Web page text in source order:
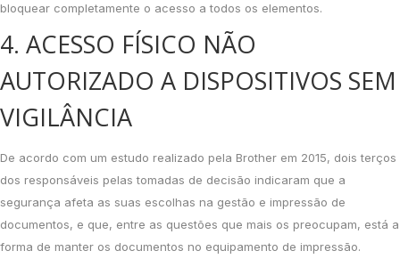
bloquear completamente o acesso a todos os elementos.
4. ACESSO FÍSICO NÃO
AUTORIZADO A DISPOSITIVOS SEM
VIGILÂNCIA
De acordo com um estudo realizado pela Brother em 2015, dois terços
dos responsáveis pelas tomadas de decisão indicaram que a
segurança afeta as suas escolhas na gestão e impressão de
documentos, e que, entre as questões que mais os preocupam, está a
forma de manter os documentos no equipamento de impressão.